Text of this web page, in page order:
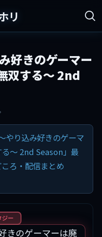
リ
好きのゲーマー
双する～ 2nd
やり込み好きのゲーマ
～ 2nd Season」最
ろ・配信まとめ
ジー